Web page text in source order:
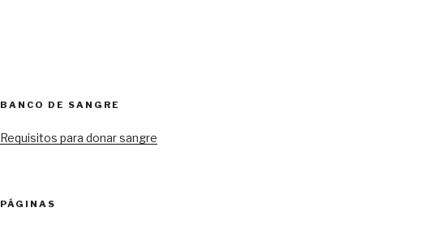
BANCO DE SANGRE
Requisitos para donar sangre
PÁGINAS